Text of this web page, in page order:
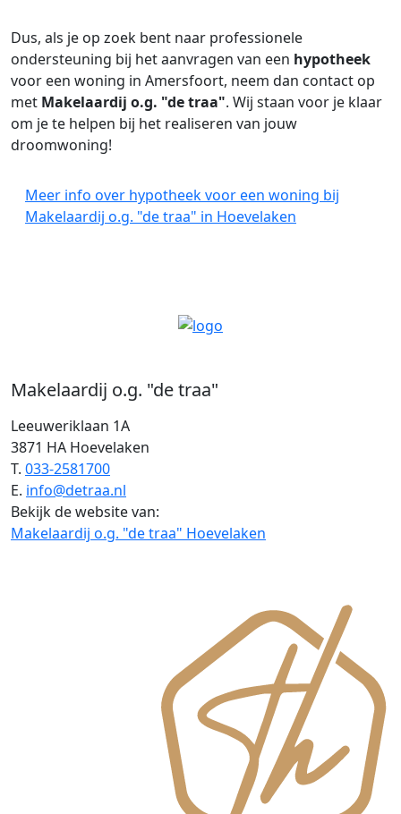
Makelaardij o.g. "de traa"
Leeuweriklaan 1A
3871 HA Hoevelaken
T. 033-2581700
E. info@detraa.nl
Bekijk de website van:
Makelaardij o.g. "de traa" Hoevelaken
Dus, als je op zoek bent naar professionele
ondersteuning bij het aanvragen van een hypotheek
voor een woning in Amersfoort, neem dan contact op
met Makelaardij o.g. "de traa". Wij staan voor je klaar
om je te helpen bij het realiseren van jouw
droomwoning!
Meer info over hypotheek voor een woning bij
Makelaardij o.g. "de traa" in Hoevelaken